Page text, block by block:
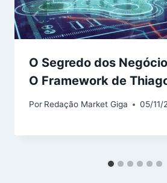
O Segredo dos
O Framework de
Por Redação Market Giga 05/11/